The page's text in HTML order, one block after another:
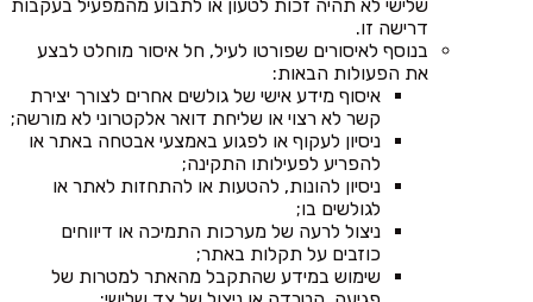
שלישי לא תהיה זכות לטעון או לתבוע מהמפעיל בעקבות
דרישה זו.
בנוסף לאיסורים שפורטו לעיל, חל איסור מוחלט לבצע
את הפעולות הבאות:
איסוף מידע אישי של גולשים אחרים לצורך יצירת
קשר לא רצוי או שליחת דואר אלקטרוני לא מורשה;
ניסיון לעקוף או לפגוע באמצעי אבטחה באתר או
להפריע לפעילותו התקינה;
ניסיון להונות, להטעות או להתחזות לאתר או
לגולשים בו;
ניצול לרעה של מערכות התמיכה או דיווחים
כוזבים על תקלות באתר;
שימוש במידע שהתקבל מהאתר למטרות של